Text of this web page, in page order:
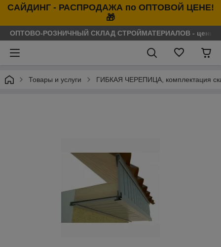
САЙДИНГ - РАСПРОДАЖА по ОПТОВОЙ ЦЕНЕ!
🎁
ОПТОВО-РОЗНИЧНЫЙ СКЛАД СТРОЙМАТЕРИАЛОВ - цены
Товары и услуги ГИБКАЯ ЧЕРЕПИЦА, комплектация